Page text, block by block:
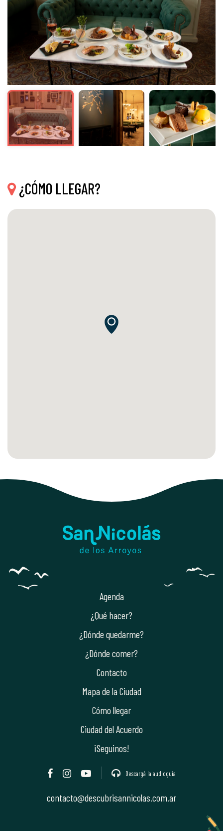
¿CÓMO LLEGAR?
Agenda
¿Qué hacer?
¿Dónde quedarme?
¿Dónde comer?
Contacto
Mapa de la Ciudad
Cómo llegar
Ciudad del Acuerdo
¡Seguinos!
Descargá la audioguía
contacto@descubrisannicolas.com.ar